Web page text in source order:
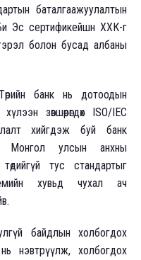
баталгаажуулалтын
Эс сертификейшн ХХК-г
болон бусад албаны
банк нь дотоодын
зөвшөөрөгдөх ISO/IEC
хийгдэж буй банк
Монгол улсын анхны
тус стандартыг
хувьд чухал ач
байдлын холбогдох
нэвтрүүлж, холбогдох